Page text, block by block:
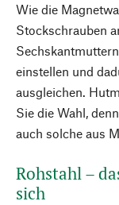
Wie die
Stockschrauben
einstellen und
ausgleichen.
Sie die Wahl,
auch solche aus
Rohstahl –
sich